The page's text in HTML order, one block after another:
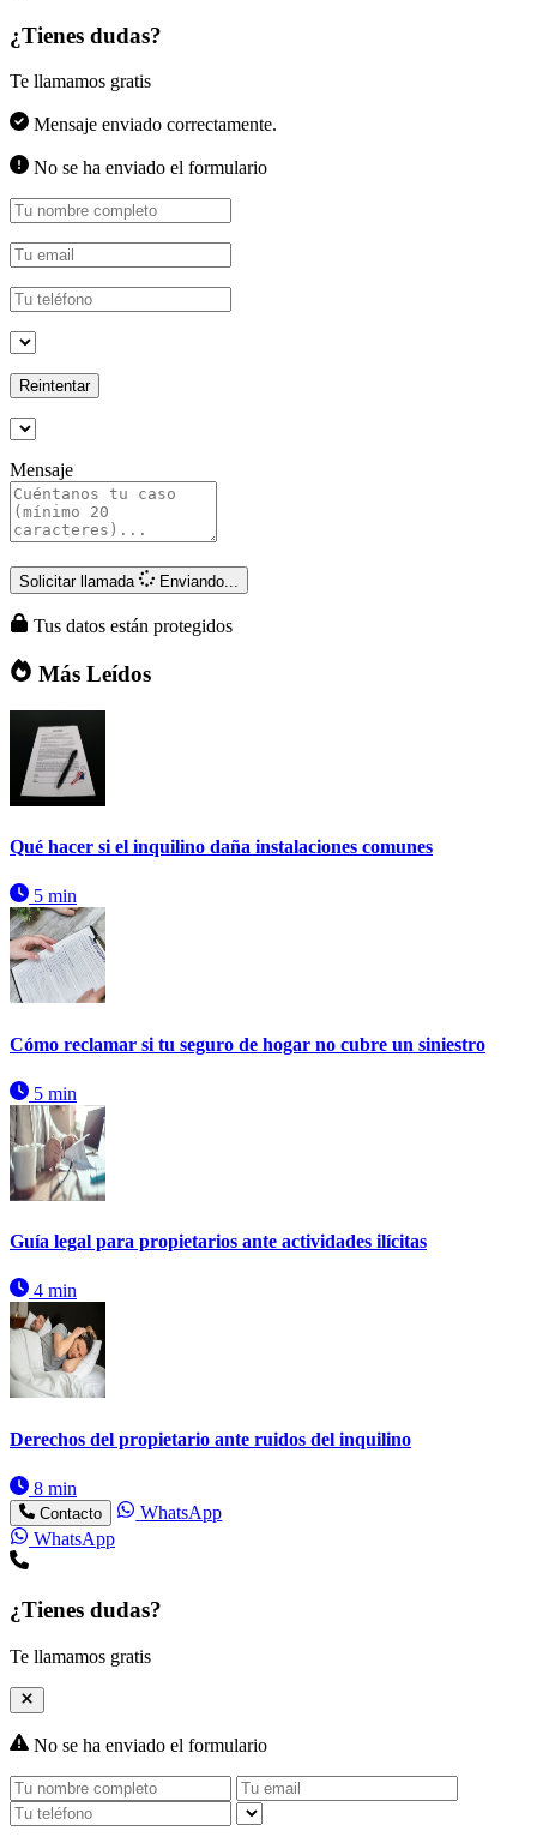
¿Tienes dudas?
Te llamamos gratis
Mensaje enviado correctamente.
No se ha enviado el formulario
Reintentar
Mensaje
Solicitar llamada Enviando...
Tus datos están protegidos
Más Leídos
Qué hacer si el inquilino daña instalaciones comunes
5 min
Cómo reclamar si tu seguro de hogar no cubre un siniestro
5 min
Guía legal para propietarios ante actividades ilícitas
4 min
Derechos del propietario ante ruidos del inquilino
8 min
Contacto
WhatsApp
WhatsApp
¿Tienes dudas?
Te llamamos gratis
No se ha enviado el formulario